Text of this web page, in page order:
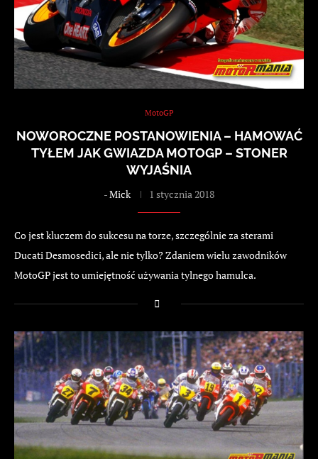
MotoGP
NOWOROCZNE POSTANOWIENIA – HAMOWAĆ
TYŁEM JAK GWIAZDA MOTOGP – STONER
WYJAŚNIA
-Mick 1 stycznia 2018
Co jest kluczem do sukcesu na torze, szczególnie za sterami
Ducati Desmosedici, ale nie tylko? Zdaniem wielu zawodników
MotoGP jest to umiejętność używania tylnego hamulca.